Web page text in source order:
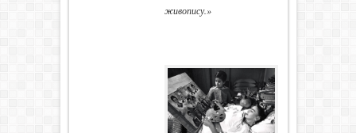
живопису.»